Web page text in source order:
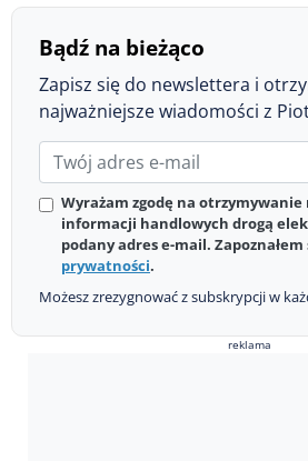
Bądź na bieżąco
Zapisz się do newslettera i
najważniejsze wiadomości z
Wyrażam zgodę na
informacji handlowych drogą
podany adres e-mail. Zapoznałem
prywatności.
Możesz zrezygnować z subskrypcji w
reklama